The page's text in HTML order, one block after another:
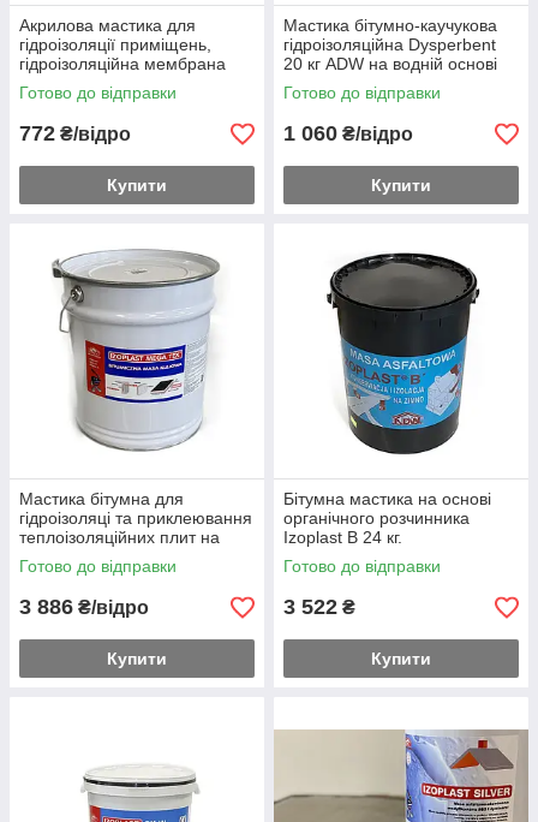
Акрилова мастика для
гідроізоляції приміщень,
гідроізоляційна мембрана
Izoplast FH Special, 4 кг ADW
Готово до відправки
772 ₴/відро
Купити
Мастика бітумно-каучукова
гідроізоляційна Dysperbent
20 кг ADW на водній основі
для герметизації
Готово до відправки
1 060 ₴/відро
Купити
Мастика бітумна для
гідроізоляці та приклеювання
теплоізоляційних плит на
розчиннику Izoplast Mega-
Tex, 23 кг
Готово до відправки
3 886 ₴/відро
Купити
Бітумна мастика на основі
органічного розчинника
Izoplast B 24 кг.
Готово до відправки
3 522 ₴
Купити